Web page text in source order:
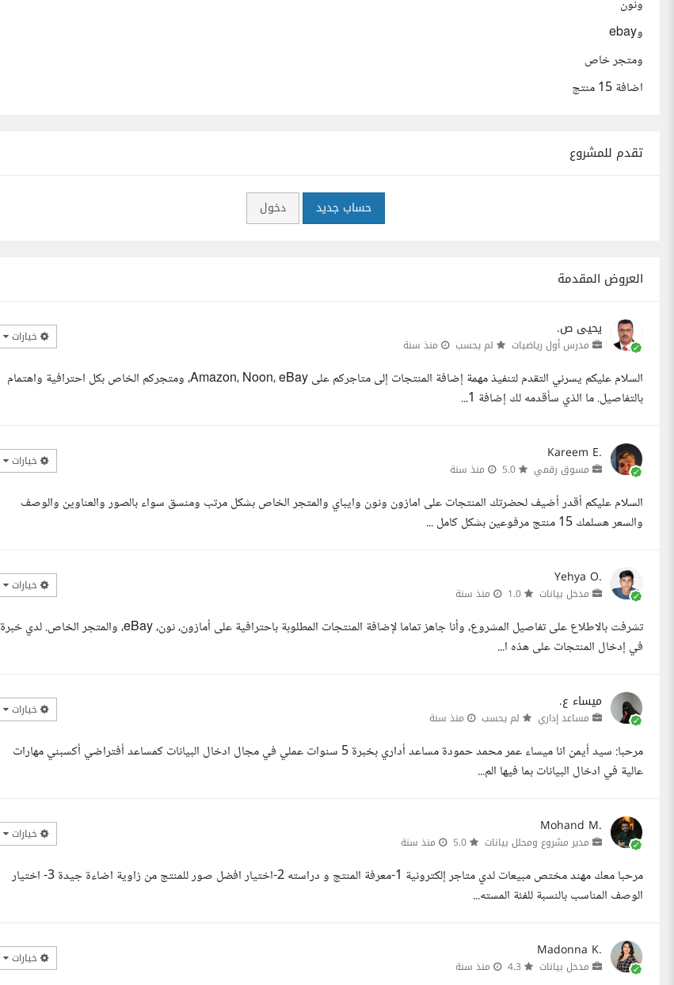
ونون
وebay
ومتجر خاص
اضافة 15 منتج
تقدم للمشروع
حساب جديد دخول
العروض المقدمة
يحيى ص.
مدرس أول رياضيات لم يحسب منذ سنة خيارات
السلام عليكم يسرني التقدم لتنفيذ مهمة إضافة المنتجات إلى متاجركم على Amazon، Noon، eBay، ومتجركم الخاص بكل احترافية واهتمام
بالتفاصيل. ما الذي سأقدمه لك إضافة 1...
Kareem E.
مسوق رقمي منذ سنة خيارات
السلام عليكم أقدر أضيف لحضرتك المنتجات على امازون ونون وايباي والمتجر الخاص بشكل مرتب ومنسق سواء بالصور والعناوين والوصف
والسعر هسلمك 15 منتج مرفوعين بشكل كامل ...
Yehya O.
مدخل بيانات منذ سنة خيارات
تشرفت بالاطلاع على تفاصيل المشروع، وأنا جاهز تماما لإضافة المنتجات المطلوبة باحترافية على أمازون، نون، eBay، والمتجر الخاص. لدي خبرة
في إدخال المنتجات على هذه ا...
ميساء ع.
مساعد إداري لم يحسب منذ سنة خيارات
مرحبا: سيد أيمن انا ميساء عمر محمد حمودة مساعد أداري بخبرة 5 سنوات عملي في مجال ادخال البيانات كمساعد أفتراضي أكسبني مهارات
عالية في ادخال البيانات بما فيها الم...
Mohand M.
مدير مشروع ومحلل بيانات منذ سنة خيارات
مرحبا معك مهند مختص مبيعات لدي متاجر إلكترونية 1-معرفة المنتج و دراسته 2-اختيار افضل صور للمنتج من زاوية اضاءة جيدة 3- اختيار
الوصف المناسب بالنسبة للفئة المسته...
Madonna K.
مدخل بيانات منذ سنة خيارات